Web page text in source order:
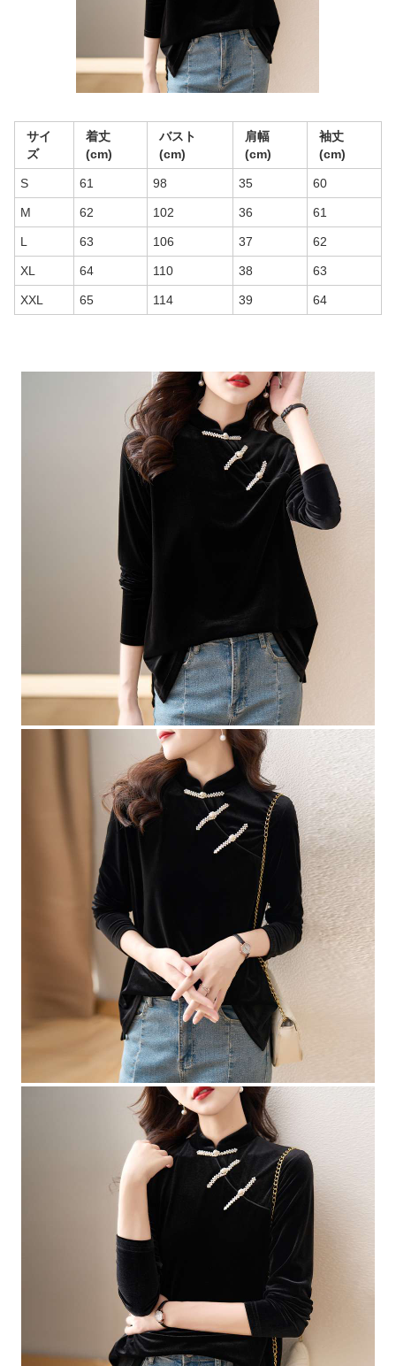
サイ
ズ
着丈
(cm)
バスト
(cm)
肩幅
(cm)
袖丈
(cm)
S 61 98 35 60
M 62 102 36 61
L 63 106 37 62
XL 64 110 38 63
XXL 65 114 39 64